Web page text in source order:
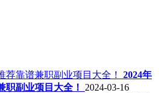
2024年
职副业项目大全！
2024-03-16